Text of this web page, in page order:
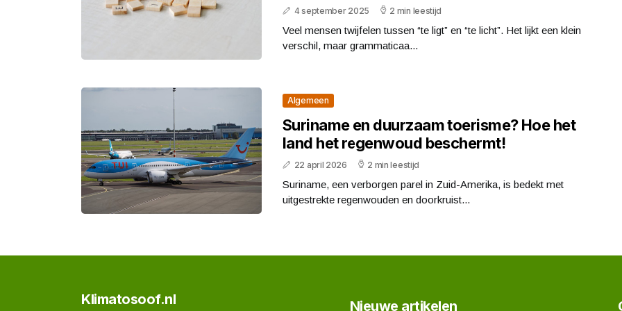
4 september 2025 2 min leestijd
Veel mensen twijfelen tussen “te ligt” en “te licht”. Het lijkt een klein
verschil, maar grammaticaa...
Algemeen
Suriname en duurzaam toerisme? Hoe het
land het regenwoud beschermt!
22 april 2026 2 min leestijd
Suriname, een verborgen parel in Zuid-Amerika, is bedekt met
uitgestrekte regenwouden en doorkruist...
Klimatosoof.nl Nieuwe artikelen